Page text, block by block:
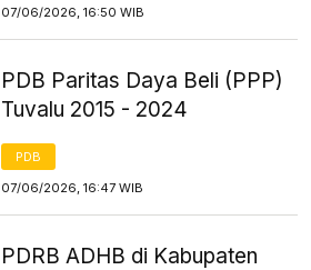
07/06/2026, 16:50 WIB
PDB Paritas Daya Beli (PPP)
Tuvalu 2015 - 2024
PDB
07/06/2026, 16:47 WIB
PDRB ADHB di Kabupaten